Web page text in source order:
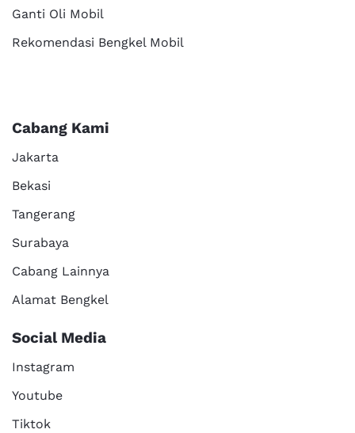
Ganti Oli Mobil
Rekomendasi Bengkel Mobil
Cabang Kami
Jakarta
Bekasi
Tangerang
Surabaya
Cabang Lainnya
Alamat Bengkel
Social Media
Instagram
Youtube
Tiktok